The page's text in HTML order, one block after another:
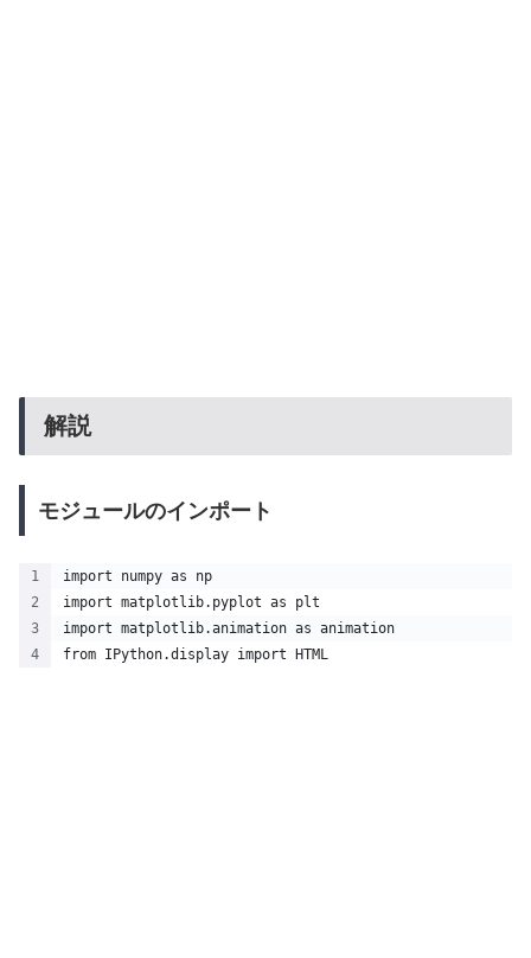
解説
モジュールのインポート
import numpy as np
import matplotlib.pyplot as plt
import matplotlib.animation as animation
from IPython.display import HTML